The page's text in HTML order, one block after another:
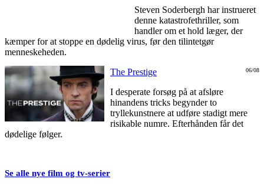
Steven Soderbergh har instrueret
denne katastrofethriller, som
handler om et hold læger, der
kæmper for at stoppe en dødelig virus, før den tilintetgør
menneskeheden.
06/08
The Prestige
I desperate forsøg på at afsløre
hinandens tricks begynder to
tryllekunstnere at udføre stadigt mere
risikable numre. Efterhånden får det
dødelige følger.
Se alle nye film og tv-serier